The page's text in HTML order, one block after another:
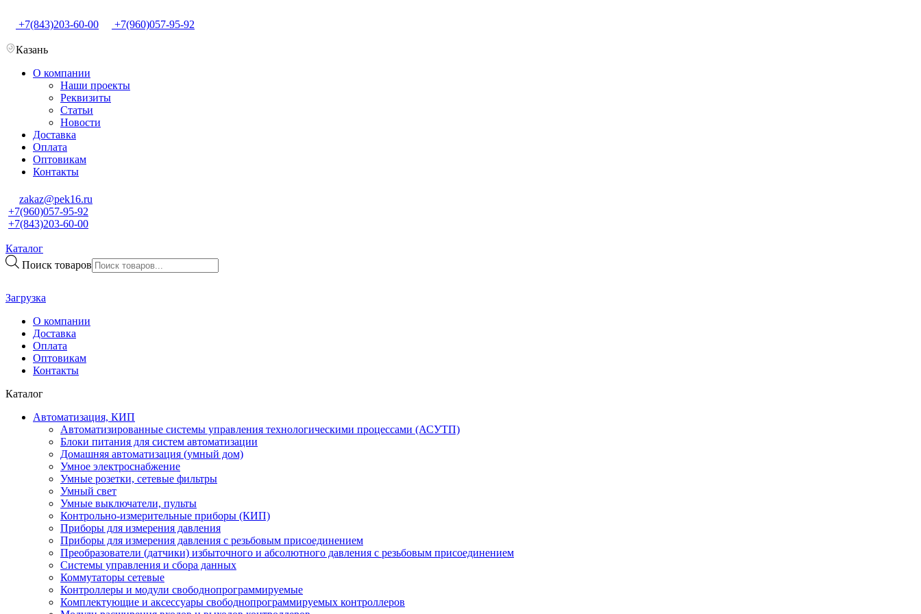
+7(843)203-60-00 +7(960)057-95-92
Казань
О компании
Наши проекты
Реквизиты
Статьи
Новости
Доставка
Оплата
Оптовикам
Контакты
zakaz@pek16.ru
+7(960)057-95-92
+7(843)203-60-00
Каталог
Поиск товаров
Загрузка
О компании
Доставка
Оплата
Оптовикам
Контакты
Каталог
Автоматизация, КИП
Автоматизированные системы управления технологическими процессами (АСУТП)
Блоки питания для систем автоматизации
Домашняя автоматизация (умный дом)
Умное электроснабжение
Умные розетки, сетевые фильтры
Умный свет
Умные выключатели, пульты
Контрольно-измерительные приборы (КИП)
Приборы для измерения давления
Приборы для измерения давления с резьбовым присоединением
Преобразователи (датчики) избыточного и абсолютного давления с резьбовым присоединением
Системы управления и сбора данных
Коммутаторы сетевые
Контроллеры и модули свободнопрограммируемые
Комплектующие и аксессуары свободнопрограммируемых контроллеров